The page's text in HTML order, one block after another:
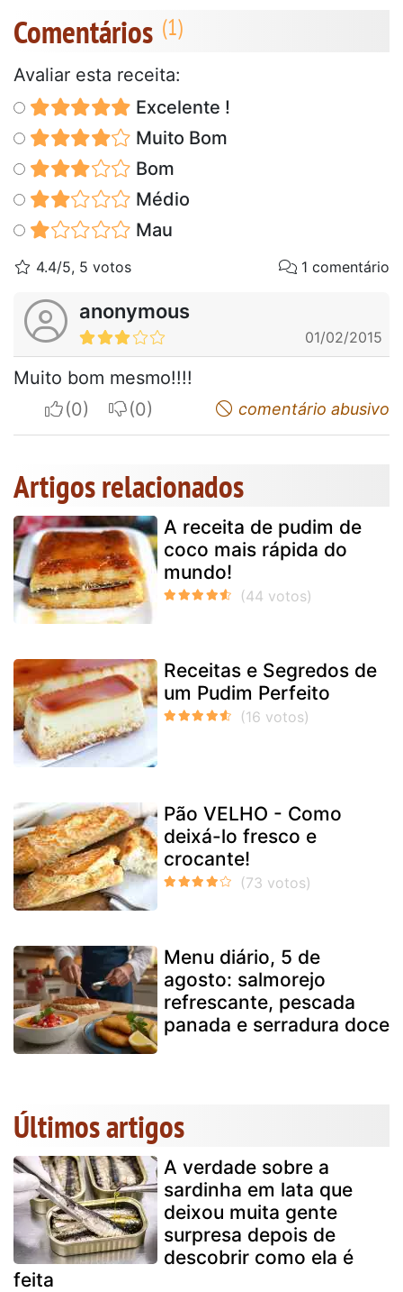
Comentários
Avaliar esta receita:
Excelente !
Muito Bom
Bom
Médio
Mau
4.4/5, 5 votos 1 comentário
anonymous
01/02/2015
Muito bom mesmo!!!!
I apreciateI do not appreciatecomentário abusivo
Artigos relacionados
A receita de pudim de
coco mais rápida do
mundo!
Receitas e Segredos de
um Pudim Perfeito
Pão VELHO - Como
deixá-lo fresco e
crocante!
Menu diário, 5 de
agosto: salmorejo
refrescante, pescada
panada e serradura doce
Últimos artigos
A verdade sobre a
sardinha em lata que
deixou muita gente
surpresa depois de
descobrir como ela é
feita